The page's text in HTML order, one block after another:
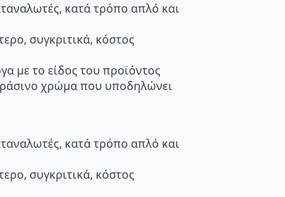
κατά τρόπο απλό και
συγκριτικά, κόστος
με το είδος του προϊόντος
χρώμα που υποδηλώνει
κατά τρόπο απλό και
συγκριτικά, κόστος